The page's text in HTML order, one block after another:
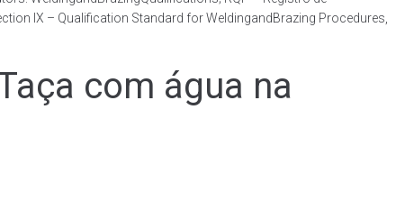
IX – Qualification Standard for WeldingandBrazing Procedures,
com água na